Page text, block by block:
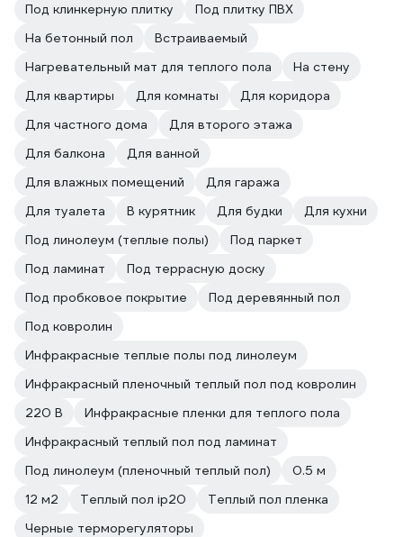
Под клинкерную плитку
Под плитку ПВХ
На бетонный пол
Встраиваемый
Нагревательный мат для теплого пола
На стену
Для квартиры
Для комнаты
Для коридора
Для частного дома
Для второго этажа
Для балкона
Для ванной
Для влажных помещений
Для гаража
Для туалета
В курятник Для будки
Для кухни
Под линолеум (теплые полы)
Под паркет
Под ламинат
Под террасную доску
Под пробковое покрытие
Под деревянный пол
Под ковролин
Инфракрасные теплые полы под линолеум
Инфракрасный пленочный теплый пол под ковролин
220 В
Инфракрасные пленки для теплого пола
Инфракрасный теплый пол под ламинат
Под линолеум (пленочный теплый пол)
0.5 м
12 м2
Теплый пол ip20
Теплый пол пленка
Черные терморегуляторы